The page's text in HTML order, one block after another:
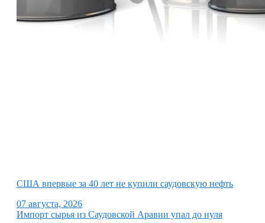
США впервые за 40 лет не купили саудовскую нефть
07 августа, 2026
Импорт сырья из Саудовской Аравии упал до нуля